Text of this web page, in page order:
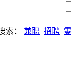
索： 兼职 招聘